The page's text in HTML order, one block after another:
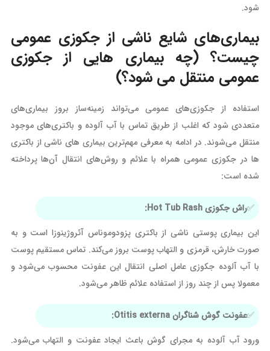
شود.
بیماری‌های شایع ناشی از جکوزی عمومی
چیست؟ (چه بیماری هایی از جکوزی
عمومی منتقل می شود؟)
استفاده از جکوزی‌های عمومی می‌تواند زمینه‌ساز بروز بیماری‌های
متعددی شود که اغلب از طریق تماس با آب آلوده و باکتری‌های موجود
منتقل می‌شوند. در ادامه به معرفی مهم‌ترین بیماری ‌های ناشی از باکتری
ها در جکوزی عمومی همراه با علائم و روش‌های انتقال آن‌ها پرداخته
شده است:
راش جکوزی Hot Tub Rash:
این بیماری پوستی ناشی از باکتری پزودوموناس آئروژینوزا است و به
صورت خارش، قرمزی و التهاب پوست بروز می‌کند. تماس مستقیم پوست
با آب آلوده جکوزی عامل اصلی انتقال این عفونت محسوب می‌شود و
معمولا پس از چند روز از استفاده علائم ظاهر می‌شود.
عفونت گوش شناگران Otitis externa:
ورود آب آلوده به مجرای گوش باعث ایجاد عفونت و التهاب می‌شود.